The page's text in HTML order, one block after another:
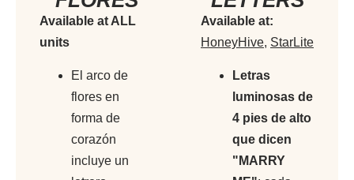
Available at ALL
units
El arco de
flores en
forma de
corazón
incluye un
Available at:
HoneyHive, StarLite
Letras
luminosas de
4 pies de alto
que dicen
"MARRY